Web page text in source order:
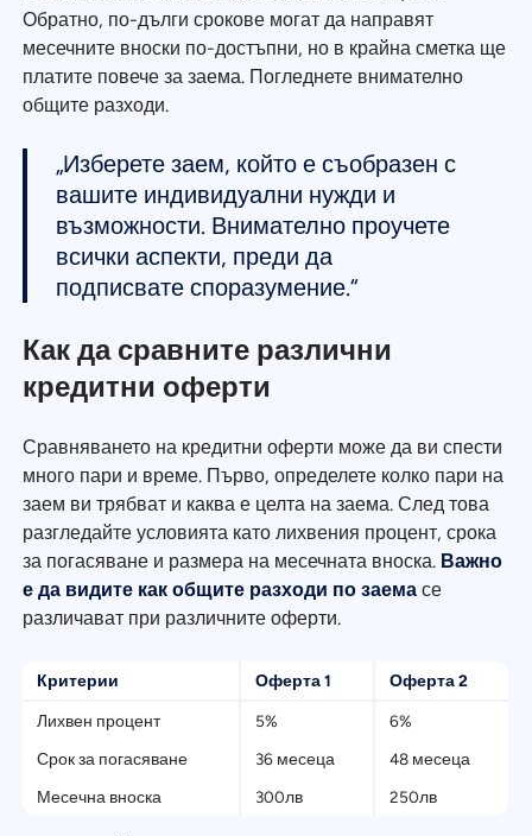
Обратно, по-дълги срокове могат да направят
месечните вноски по-достъпни, но в крайна сметка ще
платите повече за заема. Погледнете внимателно
общите разходи.
„Изберете заем, който е съобразен с
вашите индивидуални нужди и
възможности. Внимателно проучете
всички аспекти, преди да
подписвате споразумение.“
Как да сравните различни
кредитни оферти
Сравняването на кредитни оферти може да ви спести
много пари и време. Първо, определете колко пари на
заем ви трябват и каква е целта на заема. След това
разгледайте условията като лихвения процент, срока
за погасяване и размера на месечната вноска. Важно
е да видите как общите разходи по заема се
различават при различните оферти.
Критерии Оферта 1 Оферта 2
Лихвен процент 5%
6%
Срок за погасяване
36 месеца
48 месеца
Месечна вноска
300лв 250лв